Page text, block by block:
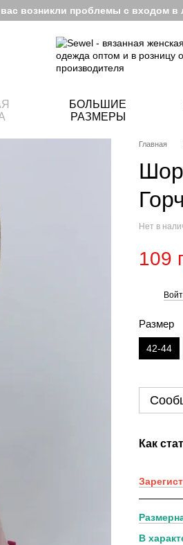
возникли проблемы с входом в
БОЛЬШИЕ
РАЗМЕРЫ
Главная
Нет в
109
Размер
42-44
Как
В